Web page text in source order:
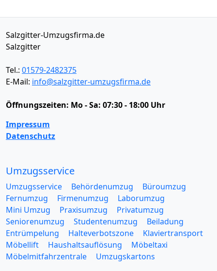
Salzgitter-Umzugsfirma.de
Salzgitter
Tel.: 01579-2482375
E-Mail: info@salzgitter-umzugsfirma.de
Öffnungszeiten: Mo - Sa: 07:30 - 18:00 Uhr
Impressum
Datenschutz
Umzugsservice
Umzugsservice Behördenumzug
Büroumzug
Fernumzug
Firmenumzug
Laborumzug
Mini Umzug
Praxisumzug
Privatumzug
Seniorenumzug
Studentenumzug
Beiladung
Entrümpelung
Halteverbotszone
Klaviertransport
Möbellift
Haushaltsauflösung
Möbeltaxi
Möbelmitfahrzentrale
Umzugskartons